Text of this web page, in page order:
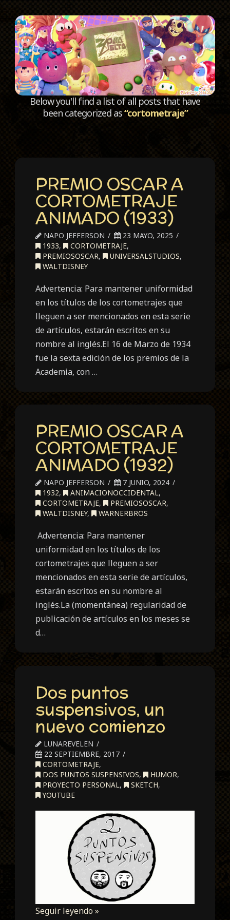
Below you'll find a list of all posts that have
been categorized as“cortometraje”
PREMIO OSCAR A
CORTOMETRAJE
ANIMADO (1933)
NAPO JEFFERSON
23 MAYO, 2025
1933, CORTOMETRAJE,
PREMIOSOSCAR, UNIVERSALSTUDIOS,
WALTDISNEY
Advertencia: Para mantener uniformidad
en los títulos de los cortometrajes que
lleguen a ser mencionados en esta serie
de artículos, estarán escritos en su
nombre al inglés.El 16 de Marzo de 1934
fue la sexta edición de los premios de la
Academia, con …
PREMIO OSCAR A
CORTOMETRAJE
ANIMADO (1932)
NAPO JEFFERSON
7 JUNIO, 2024
1932, ANIMACIONOCCIDENTAL,
CORTOMETRAJE, PREMIOSOSCAR,
WALTDISNEY, WARNERBROS
Advertencia: Para mantener
uniformidad en los títulos de los
cortometrajes que lleguen a ser
mencionados en esta serie de artículos,
estarán escritos en su nombre al
inglés.La (momentánea) regularidad de
publicación de artículos en los meses se
d…
Dos puntos
suspensivos, un
nuevo comienzo
LUNAREVELEN
22 SEPTIEMBRE, 2017
CORTOMETRAJE,
DOS PUNTOS SUSPENSIVOS, HUMOR,
PROYECTO PERSONAL, SKETCH,
YOUTUBE
Seguir leyendo »